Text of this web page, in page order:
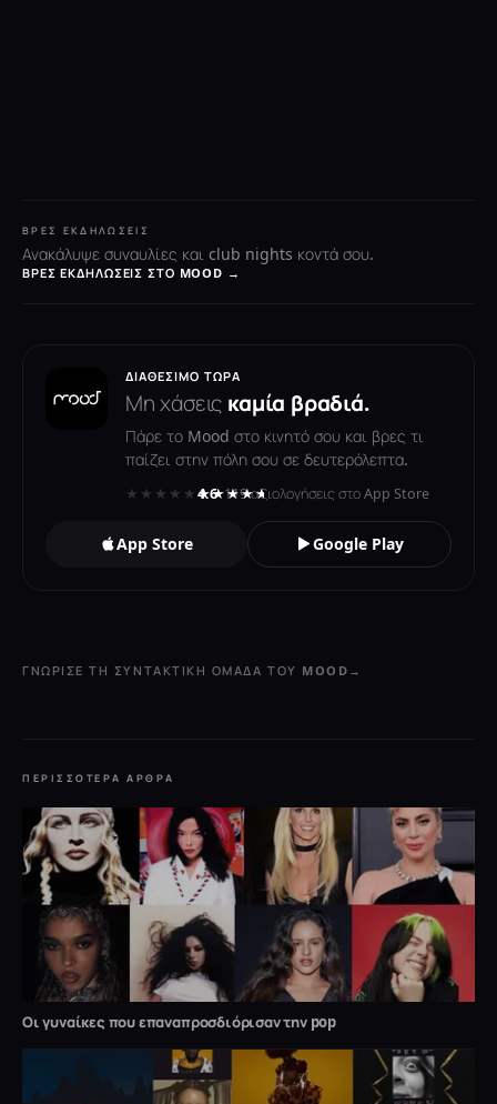
ΒΡΕΣ ΕΚΔΗΛΏΣΕΙΣ
Ανακάλυψε συναυλίες και club nights κοντά σου.
ΒΡΕΣ ΕΚΔΗΛΏΣΕΙΣ ΣΤΟ MOOD →
ΔΙΑΘΈΣΙΜΟ ΤΏΡΑ
Μη χάσεις καμία βραδιά.
Πάρε το Mood στο κινητό σου και βρες τι
παίζει στην πόλη σου σε δευτερόλεπτα.
★★★★★★★★★★
4.6· 119 αξιολογήσεις στο App Store
App Store Google Play
ΓΝΏΡΙΣΕ ΤΗ ΣΥΝΤΑΚΤΙΚΉ ΟΜΆΔΑ ΤΟΥ MOOD →
ΠΕΡΙΣΣΌΤΕΡΑ ΆΡΘΡΑ
Οι γυναίκες που επαναπροσδιόρισαν την pop